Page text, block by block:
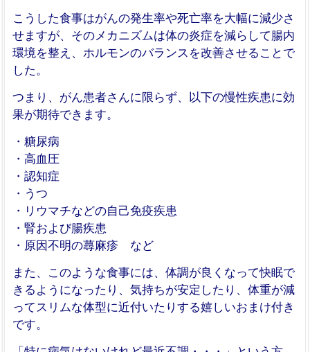
こうした食事はがんの発生率や死亡率を大幅に減少さ
せますが、そのメカニズムは体の炎症を減らして腸内
環境を整え、ホルモンのバランスを改善させることで
した。
つまり、がん患者さんに限らず、以下の慢性疾患に効
果が期待できます。
・糖尿病
・高血圧
・認知症
・うつ
・リウマチなどの自己免疫疾患
・腎および腸疾患
・原因不明の蕁麻疹 など
また、このような食事には、体調が良くなって快眠で
きるようになったり、気持ちが安定したり、体重が減
ってスリムな体型に近付いたりする嬉しいおまけ付き
です。